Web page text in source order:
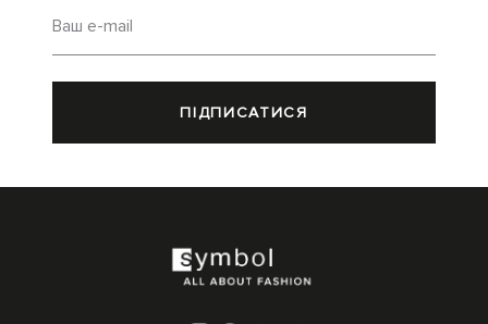
Ваш e-mail
ПІДПИСАТИСЯ